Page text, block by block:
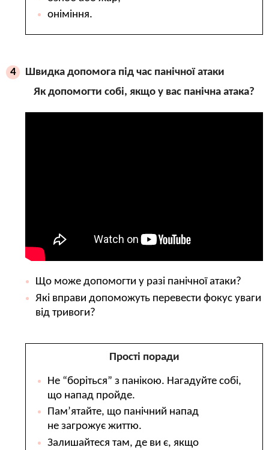
оніміння.
4
Швидка допомога під час панічної атаки
Як допомогти собі, якщо у вас панічна атака?
Що може допомогти у разі панічної атаки?
Які вправи допоможуть перевести фокус уваги
від тривоги?
Прості поради
Не “боріться” з панікою. Нагадуйте собі,
що напад пройде.
Пам’ятайте, що панічний напад
не загрожує життю.
Залишайтеся там, де ви є, якщо